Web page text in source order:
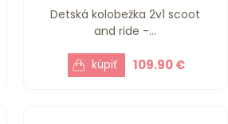
Detská kolobežka 2v1 scoot
and ride -...
109.90 €